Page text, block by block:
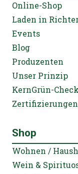
Online-Shop
Laden in
Events
Blog
Produzenten
Unser Prinzip
KernGrün-Check
Zertifizierungen
Shop
Wohnen /
Wein &